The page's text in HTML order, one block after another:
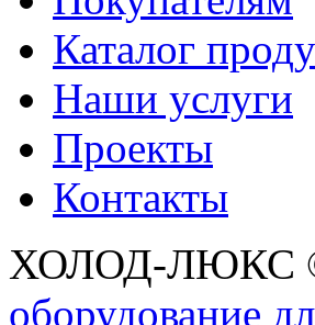
Каталог
Наши услуги
Проекты
Контакты
ХОЛОД-ЛЮКС
оборудование